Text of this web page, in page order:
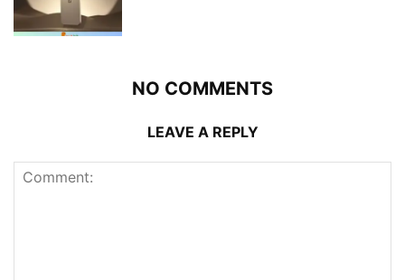
NO COMMENTS
LEAVE A REPLY